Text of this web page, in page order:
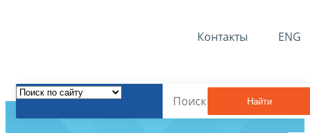
Контакты ENG
Найти